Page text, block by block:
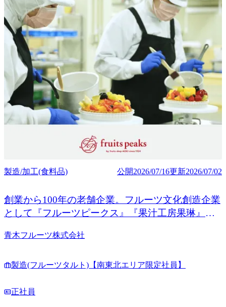
製造/加工(食料品) 公開2026/07/16更新2026/07/02
創業から100年の老舗企業。フルーツ文化創造企業
として『フルーツピークス』『果汁工房果琳』を
青木フルーツ株式会社
製造(フルーツタルト)【南東北エリア限定社員】
正社員